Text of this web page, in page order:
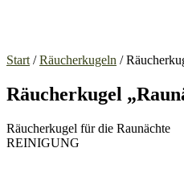
Start /Räucherkugeln /
Räucherkugel
Räucherkugel für die Raunächte
REINIGUNG